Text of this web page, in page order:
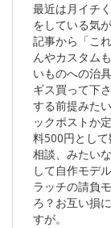
最近は月イチ
をしている気
記事から「こ
んやカスタム
いものへの治
ギス買って下
する前提みた
ックポストか
料500円とし
相談、みたい
して自作モデ
ラッチの請負
ろ？お互い損
すが。